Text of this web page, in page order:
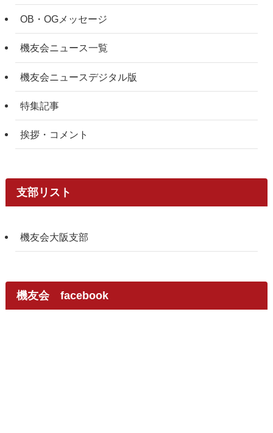
OB・OGメッセージ
機友会ニュース一覧
機友会ニュースデジタル版
特集記事
挨拶・コメント
支部リスト
機友会大阪支部
機友会 facebook